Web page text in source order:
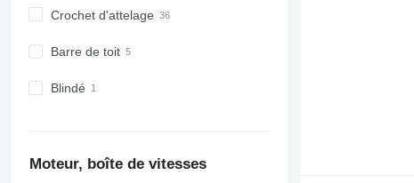
Crochet d'attelage
Barre de toit
Blindé
Moteur, boîte de vitesses